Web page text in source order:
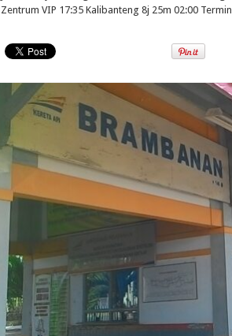
Zentrum VIP 17:35 Kalibanteng 8j 25m 02:00